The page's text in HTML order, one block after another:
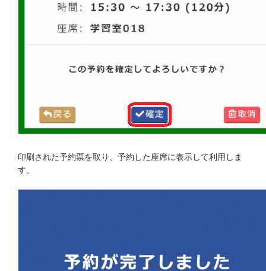
印刷された予約票を取り、予約した座席に表示して利用しま
す。